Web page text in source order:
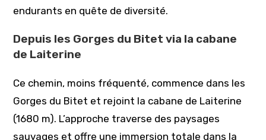
endurants en quête de diversité.
Depuis les Gorges du Bitet via la cabane
de Laiterine
Ce chemin, moins fréquenté, commence dans les
Gorges du Bitet et rejoint la cabane de Laiterine
(1680 m). L’approche traverse des paysages
sauvages et offre une immersion totale dans la